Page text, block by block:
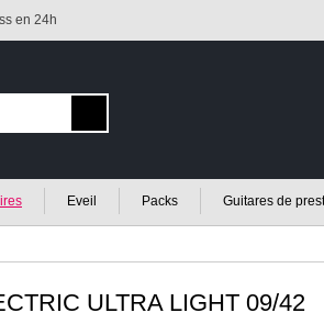
en 24h
Eveil Packs Guitares de
ULTRA LIGHT 09/42